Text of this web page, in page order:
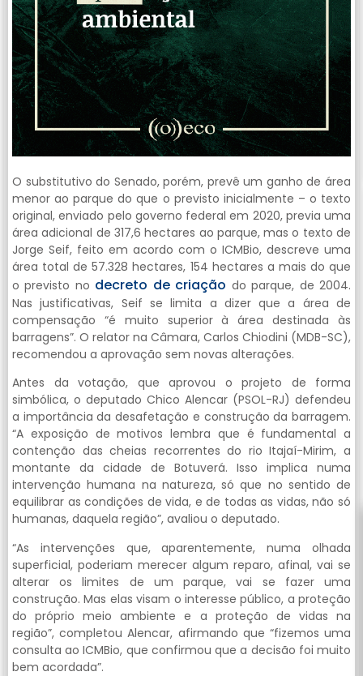
O substitutivo do Senado, porém, prevê um ganho de área
menor ao parque do que o previsto inicialmente – o texto
original, enviado pelo governo federal em 2020, previa uma
área adicional de 317,6 hectares ao parque, mas o texto de
Jorge Seif, feito em acordo com o ICMBio, descreve uma
área total de 57.328 hectares, 154 hectares a mais do que
o previsto no decreto de criação do parque, de 2004.
Nas justificativas, Seif se limita a dizer que a área de
compensação “é muito superior à área destinada às
barragens”. O relator na Câmara, Carlos Chiodini (MDB-SC),
recomendou a aprovação sem novas alterações.
Antes da votação, que aprovou o projeto de forma
simbólica, o deputado Chico Alencar (PSOL-RJ) defendeu
a importância da desafetação e construção da barragem.
“A exposição de motivos lembra que é fundamental a
contenção das cheias recorrentes do rio Itajaí-Mirim, a
montante da cidade de Botuverá. Isso implica numa
intervenção humana na natureza, só que no sentido de
equilibrar as condições de vida, e de todas as vidas, não só
humanas, daquela região”, avaliou o deputado.
“As intervenções que, aparentemente, numa olhada
superficial, poderiam merecer algum reparo, afinal, vai se
alterar os limites de um parque, vai se fazer uma
construção. Mas elas visam o interesse público, a proteção
do próprio meio ambiente e a proteção de vidas na
região”, completou Alencar, afirmando que “fizemos uma
consulta ao ICMBio, que confirmou que a decisão foi muito
bem acordada”.